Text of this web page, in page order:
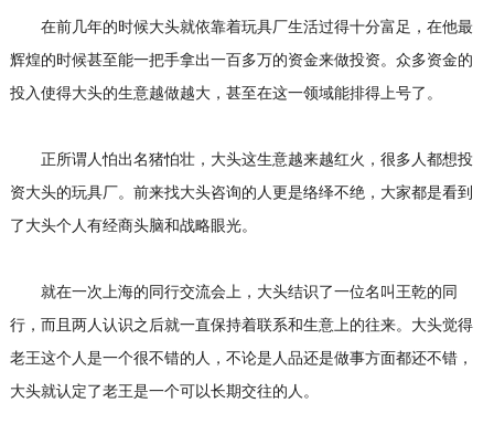
在前几年的时候大头就依靠着玩具厂生活过得十分富足，在他最
辉煌的时候甚至能一把手拿出一百多万的资金来做投资。众多资金的
投入使得大头的生意越做越大，甚至在这一领域能排得上号了。
正所谓人怕出名猪怕壮，大头这生意越来越红火，很多人都想投
资大头的玩具厂。前来找大头咨询的人更是络绎不绝，大家都是看到
了大头个人有经商头脑和战略眼光。
就在一次上海的同行交流会上，大头结识了一位名叫王乾的同
行，而且两人认识之后就一直保持着联系和生意上的往来。大头觉得
老王这个人是一个很不错的人，不论是人品还是做事方面都还不错，
大头就认定了老王是一个可以长期交往的人。